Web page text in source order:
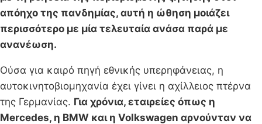
απόηχο της πανδημίας, αυτή η ώθηση μοιάζει
περισσότερο με μία τελευταία ανάσα παρά με
ανανέωση.
Ούσα για καιρό πηγή εθνικής υπερηφάνειας, η
αυτοκινητοβιομηχανία έχει γίνει η αχίλλειος πτέρνα
της Γερμανίας. Για χρόνια, εταιρείες όπως η
Mercedes, η BMW και η Volkswagen αρνούνταν να